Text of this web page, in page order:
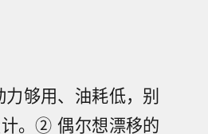
够用、油耗低，别
。② 偶尔想漂移的